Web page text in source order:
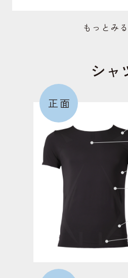
地面からの衝撃を受け止める
お尻を形成する筋肉で、モモ
く。歩いたり走る際に、も
短内転筋
足の内側にあり、モモを閉じ
の筋力が低下すると、O脚に
もっとみる
シャ
正面